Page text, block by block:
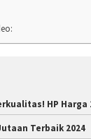
HP
Terbaik 2024